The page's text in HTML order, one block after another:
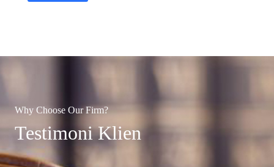
Why Choose Our Firm?
Testimoni Klien​